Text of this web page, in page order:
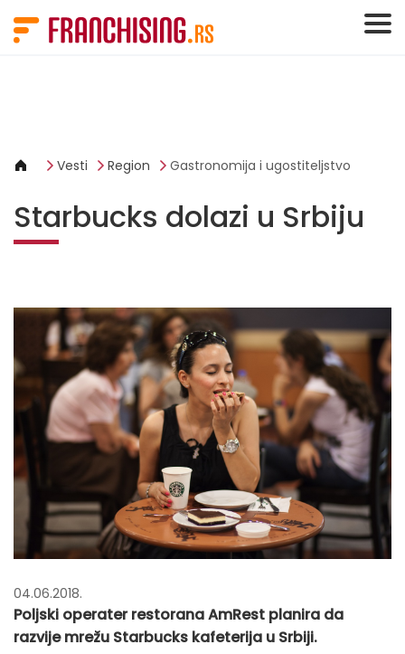
Vesti Region Gastronomija i ugostiteljstvo
Starbucks dolazi u Srbiju
04.06.2018.
Poljski operater restorana AmRest planira da
razvije mrežu Starbucks kafeterija u Srbiji.